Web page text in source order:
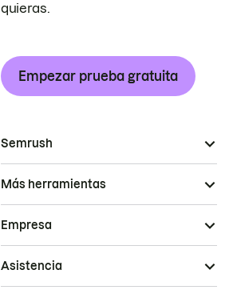
quieras.
Empezar prueba gratuita
Semrush
Más herramientas
Empresa
Asistencia